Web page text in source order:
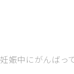
妊娠中にがんばっ